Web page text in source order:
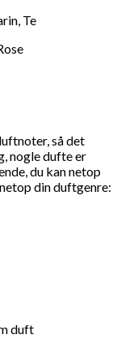
Te
så det
nogle dufte er
du kan netop
din duftgenre:
duft